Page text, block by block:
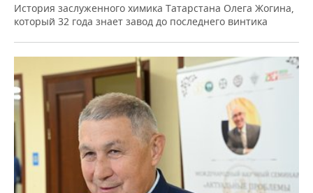
История заслуженного химика Татарстана Олега Жогина,
который 32 года знает завод до последнего винтика